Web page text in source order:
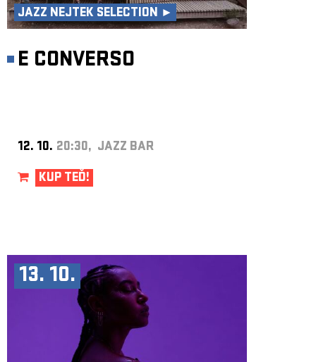
JAZZ NEJTEK SELECTION ►
E CONVERSO
12. 10. 20:30, JAZZ BAR
KUP TEĎ!
13. 10.